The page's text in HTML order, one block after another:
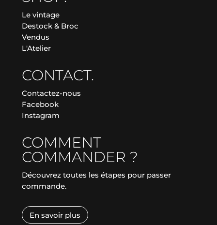
Le vintage
Destock & Broc
Vendus
L'Atelier
CONTACT.
Contactez-nous
Facebook
Instagram
COMMENT
COMMANDER ?
Découvrez toutes les étapes pour passer
commande.
En savoir plus